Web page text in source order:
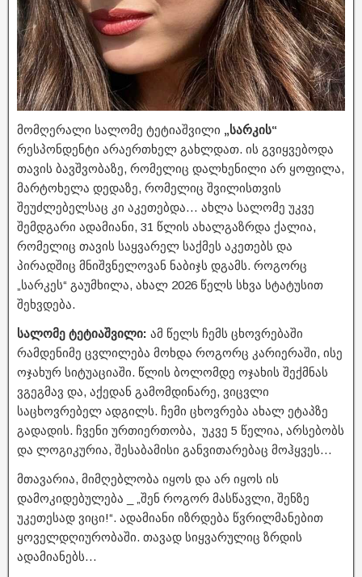
მომღერალი სა­ლო­მე ტე­ტი­აშ­ვი­ლი „სარკის“
რესპონდენტი არაერთხელ გახლდათ. ის გვიყვებოდა
თავის ბავშვობაზე, რომელიც დალხენილი არ ყოფილა,
მარტოხელა დედაზე, რომელიც შვილისთვის
შეუძლებელსაც კი აკეთებდა… ახლა სალომე უკვე
შემდგარი ადამიანი, 31 წლის ახალგაზრდა ქალია,
რომელიც თავის საყვარელ საქმეს აკეთებს და
პირადშიც მნიშვნელოვან ნაბიჯს დგამს. როგორც
„სარკეს“ გაუმხილა, ახალ 2026 წელს სხვა სტატუსით
შეხვდება.
სალომე ტეტიაშვილი: ამ წელს ჩემს ცხოვრებაში
რამდენიმე ცვლილება მოხდა როგორც კარიერაში, ისე
ოჯახურ სიტუაციაში. წლის ბოლომდე ოჯახის შექმნას
ვგეგმავ და, აქედან გამომდინარე, ვიცვლი
საცხოვრებელ ადგილს. ჩემი ცხოვრება ახალ ეტაპზე
გადადის. ჩვენი ურთიერთობა, უკვე 5 წელია, არსებობს
და ლოგიკურია, შესაბამისი განვითარებაც მოჰყვეს…
მთავარია, მიმღებლობა იყოს და არ იყოს ის
დამოკიდებულება _ „შენ როგორ მასწავლი, შენზე
უკეთესად ვიცი!“. ადამიანი იზრდება წვრილმანებით
ყოველდღიურობაში. თავად სიყვარულიც ზრდის
ადამიანებს…